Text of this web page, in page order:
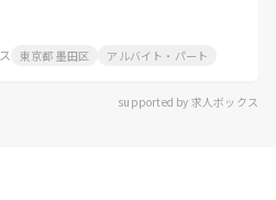
東京都 墨田区 アルバイト・パート
supported by 求人ボックス